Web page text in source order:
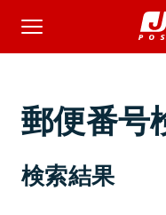
郵便番号
検索結果